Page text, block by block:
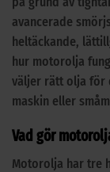
avancerade
heltäckande,
hur motorolja
väljer rätt olja för
maskin eller
Vad gör
Motorolja har tre